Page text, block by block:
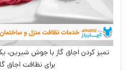
تمیز کردن اجاق گاز با جوش شیرین،
برای نظافت اجاق